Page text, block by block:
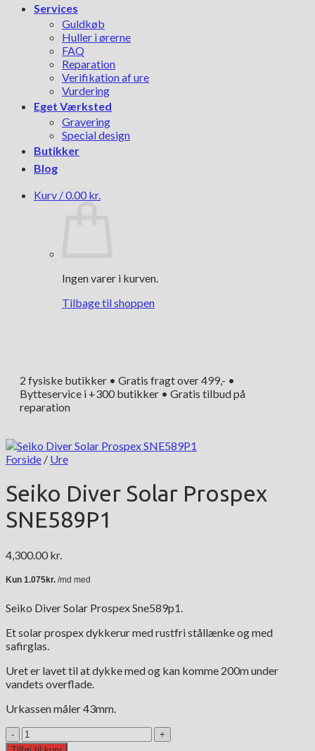
Services
Guldkøb
Huller i ørerne
FAQ
Reparation
Verifikation af ure
Vurdering
Eget Værksted
Gravering
Special design
Butikker
Blog
Kurv /0.00 kr.
Ingen varer i kurven.
Tilbage til shoppen
2 fysiske butikker • Gratis fragt over 499,- •
Bytteservice i +300 butikker • Gratis tilbud på
reparation
Forside / Ure
Seiko Diver Solar Prospex
SNE589P1
4,300.00 kr.
Seiko Diver Solar Prospex Sne589p1.
Et solar prospex dykkerur med rustfri stållænke og med
safirglas.
Uret er lavet til at dykke med og kan komme 200m under
vandets overflade.
Urkassen måler 43mm.
Seiko
Diver